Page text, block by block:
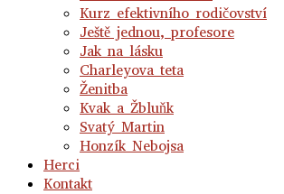
Kurz efektivního rodičovství
Ještě jednou, profesore
Jak na lásku
Charleyova teta
Ženitba
Kvak a Žbluňk
Svatý Martin
Honzík Nebojsa
Herci
Kontakt